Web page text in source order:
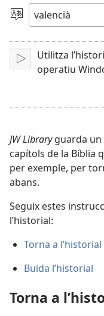
el
vídeo
Canviar
d'idioma
Reproduir
Utilitza
operatiu
JW Libraryguarda un
capítols de la Bíblia
per exemple, per
abans.
Seguix estes
l’historial:
Torna a l’historial
Buida l’historial
Torna a